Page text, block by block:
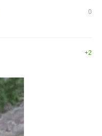
0
+2